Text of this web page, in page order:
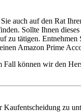
auch auf den Rat
Sollte Ihnen
zu tätigen. Entnehmen
Amazon Prime
können wir den
zu